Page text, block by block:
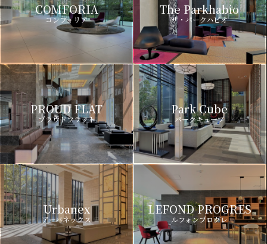
COMFORIA
コンフォリア
The Parkhabio
ザ・パークハビオ
PROUD FLAT
プラウドフラット
Park Cube
パークキューブ
Urbanex
アーバネックス
LEFOND PROGRES
ルフォンプログレ